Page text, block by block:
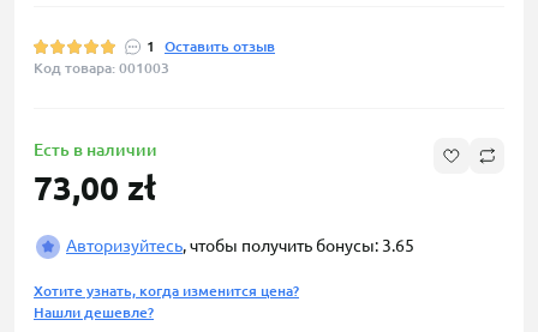
1
Оставить отзыв
Код товара: 001003
Есть в наличии
73,00 zł
Авторизуйтесь, чтобы получить бонусы: 3.65
Хотите узнать, когда изменится цена?
Нашли дешевле?